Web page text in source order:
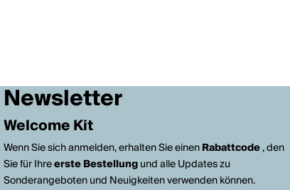
Newsletter
Welcome Kit
Wenn Sie sich anmelden, erhalten Sie einenRabattcode, den
Sie für Ihreerste Bestellungund alle Updates zu
Sonderangeboten und Neuigkeiten verwenden können.